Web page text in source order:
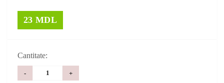
23 MDL
Cantitate:
- +